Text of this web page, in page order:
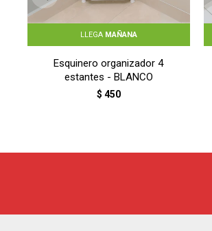
LLEGA MAÑANA
Esquinero organizador 4
estantes - BLANCO
$ 450